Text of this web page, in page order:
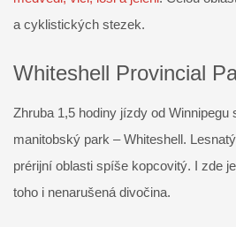
a cyklistických stezek.
Whiteshell Provincial
Zhruba 1,5 hodiny jízdy od Winnipegu
manitobský park – Whiteshell.
prérijní oblasti spíše kopcovitý. I zde
toho i nenarušená divočina.